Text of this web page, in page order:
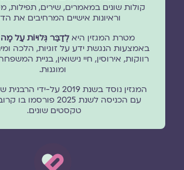
קולות שונים במאמרים, שירים, תפילות,
וראיונות אישיים המרחיבים את
מטרת המגזין היאלְדַבֵּר גְּלוּיוֹת עַל מָה
באמצעות הנגשת ידע על זוגיות, הלכה
רווקות, אירוסין, חיי נישואין, בניית
ומוגנוּת.
המגזין נוסד בשנת 2019 על-ידי
טקסטים שונים.